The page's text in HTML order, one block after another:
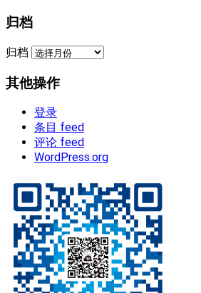
归档
归档
其他操作
登录
条目 feed
评论 feed
WordPress.org